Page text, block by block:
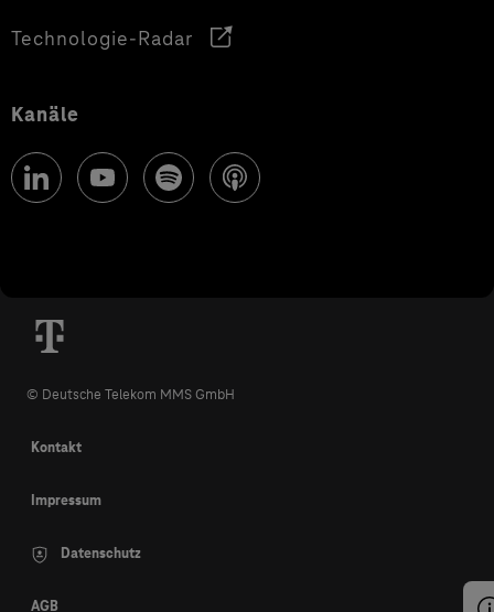
Technologie-Radar
Kanäle
© Deutsche Telekom MMS GmbH
Kontakt
Impressum
Datenschutz
AGB